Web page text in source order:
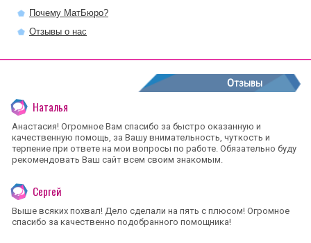
Почему МатБюро?
Отзывы о нас
Отзывы
Наталья
Анастасия! Огромное Вам спасибо за быстро оказанную и
качественную помощь, за Вашу внимательность, чуткость и
терпение при ответе на мои вопросы по работе. Обязательно буду
рекомендовать Ваш сайт всем своим знакомым.
Сергей
Выше всяких похвал! Дело сделали на пять с плюсом! Огромное
спасибо за качественно подобранного помощника!